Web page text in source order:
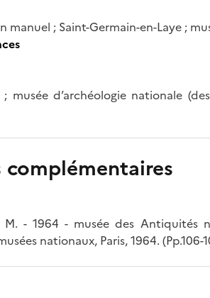
; Saint-Germain-en-Laye ;
; musée d’archéologie nationale
M. - 1964 - musée des
nationaux, Paris, 1964. (Pp.106-